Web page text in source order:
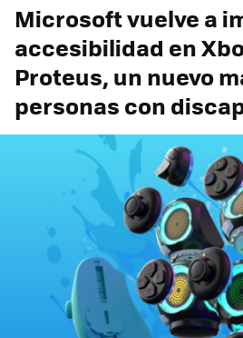
Microsoft vuelve a
accesibilidad en
Proteus, un nuevo
personas con